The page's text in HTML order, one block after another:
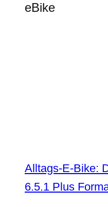
eBike
Alltags-E-Bike:
6.5.1 Plus